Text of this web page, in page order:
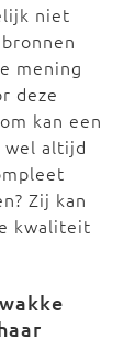
niet
mening
deze
kan een
wel altijd
Zij kan
kwaliteit